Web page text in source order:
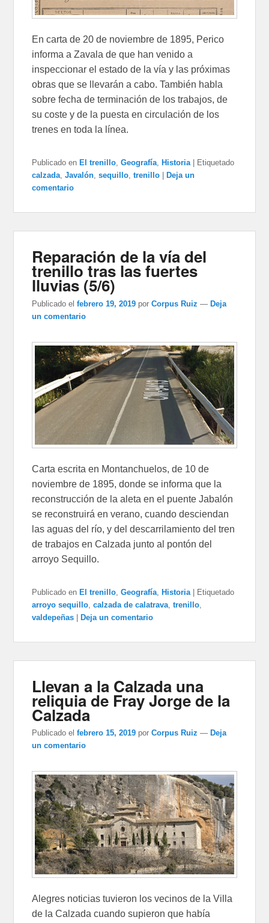
En carta de 20 de noviembre de 1895, Perico
informa a Zavala de que han venido a
inspeccionar el estado de la vía y las próximas
obras que se llevarán a cabo. También habla
sobre fecha de terminación de los trabajos, de
su coste y de la puesta en circulación de los
trenes en toda la línea.
Publicado en El trenillo ,Geografía ,Historia | Etiquetado
calzada ,Javalón ,sequillo ,trenillo |Deja un
comentario
Reparación de la vía del
trenillo tras las fuertes
lluvias (5/6)
Publicado el febrero 19, 2019 porCorpus Ruiz —Deja
un comentario
Carta escrita en Montanchuelos, de 10 de
noviembre de 1895, donde se informa que la
reconstrucción de la aleta en el puente Jabalón
se reconstruirá en verano, cuando desciendan
las aguas del río, y del descarrilamiento del tren
de trabajos en Calzada junto al pontón del
arroyo Sequillo.
Publicado en El trenillo ,Geografía ,Historia | Etiquetado
arroyo sequillo ,calzada de calatrava ,trenillo
valdepeñas |Deja un comentario
Llevan a la Calzada una
reliquia de Fray Jorge de la
Calzada
Publicado el febrero 15, 2019 porCorpus Ruiz — Deja
un comentario
Alegres noticias tuvieron los vecinos de la Villa
de la Calzada cuando supieron que había